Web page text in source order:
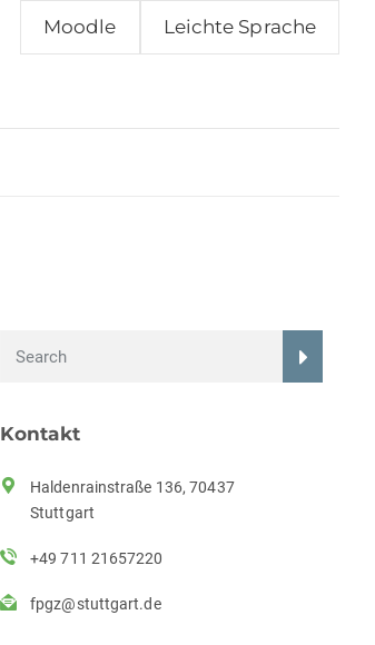
Moodle Leichte Sprache
Kontakt
Haldenrainstraße 136, 70437
Stuttgart
+49 711 21657220
fpgz@stuttgart.de